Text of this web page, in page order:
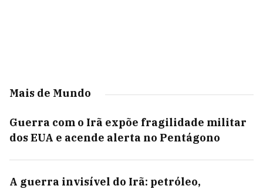
Mais de Mundo
Guerra com o Irã expõe fragilidade militar
dos EUA e acende alerta no Pentágono
A guerra invisível do Irã: petróleo,